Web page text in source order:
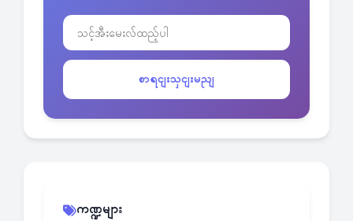
စာရငျးသှငျးမညျ
ကဏ္ဍများ